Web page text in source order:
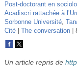
Post-doctorant en
Acadiscri rattachée à
Sorbonne Université,
Cité
The conversation
Un article repris de